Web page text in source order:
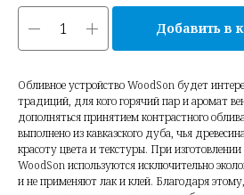
Добавить в
Обливное устройство WoodSon будет
традиций, для кого горячий пар и аромат
дополняться принятием контрастного
выполнено из кавказского дуба, чья
красоту цвета и текстуры. При
WoodSon используются исключительно
и не применяют лак и клей. Благодаря